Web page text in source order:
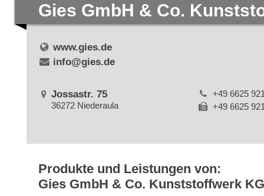
Gies GmbH & Co.
www.gies.de
info@gies.de
Jossastr. 75
36272 Niederaula
+49 6625
+49 6625
Produkte und Leistungen von:
Gies GmbH & Co. Kunststoffwerk KG